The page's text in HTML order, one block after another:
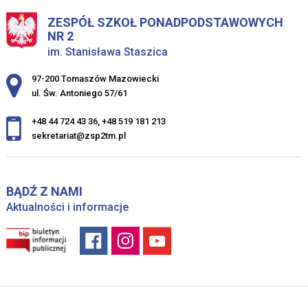
ZESPÓŁ SZKOŁ PONADPODSTAWOWYCH
NR 2
im. Stanisława Staszica
Adres pocztowy:
97-200 Tomaszów Mazowiecki
ul. Św. Antoniego 57/61
+48 44 724 43 36, +48 519 181 213
sekretariat@zsp2tm.pl
BĄDŹ Z NAMI
Aktualności i informacje